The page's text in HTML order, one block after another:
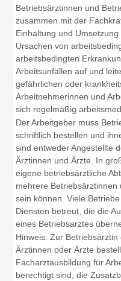
Betriebsärztinnen und
zusammen mit der
Einhaltung und
Ursachen von
arbeitsbedingten
Arbeitsunfällen auf und
gefährlichen oder
Arbeitnehmerinnen und
sich regelmäßig
Der Arbeitgeber muss
schriftlich bestellen und
sind entweder Angestellte
Ärztinnen und Ärzte. In
eigene betriebsärztliche
mehrere Betriebsärztinnen
sein können. Viele
Diensten betreut, die die
eines Betriebsarztes
Hinweis: Zur
Ärztinnen oder Ärzte
Facharztausbildung für
berechtigt sind, die